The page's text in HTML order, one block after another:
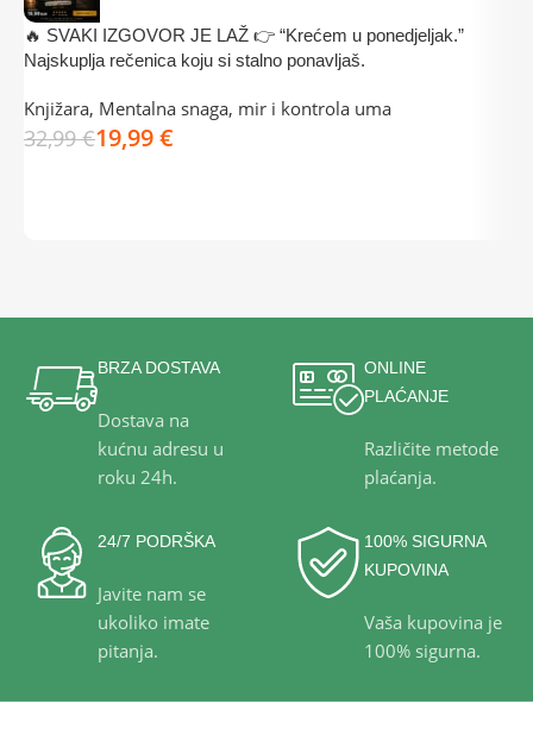
🔥 SVAKI IZGOVOR JE LAŽ 👉 “Krećem u ponedjeljak.”
Najskuplja rečenica koju si stalno ponavljaš.
Knjižara, Mentalna snaga, mir i kontrola uma
32,99€19,99€
BRZA DOSTAVA
Dostava na
kućnu adresu u
roku 24h.
ONLINE
PLAĆANJE
Različite metode
plaćanja.
24/7 PODRŠKA
Javite nam se
ukoliko imate
pitanja.
100% SIGURNA
KUPOVINA
Vaša kupovina je
100% sigurna.